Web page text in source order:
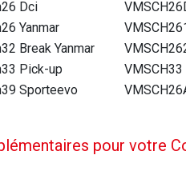
Dci
Yanmar
Break Yanmar
Pick-up
VMSCH33
Sporteevo
pour votre